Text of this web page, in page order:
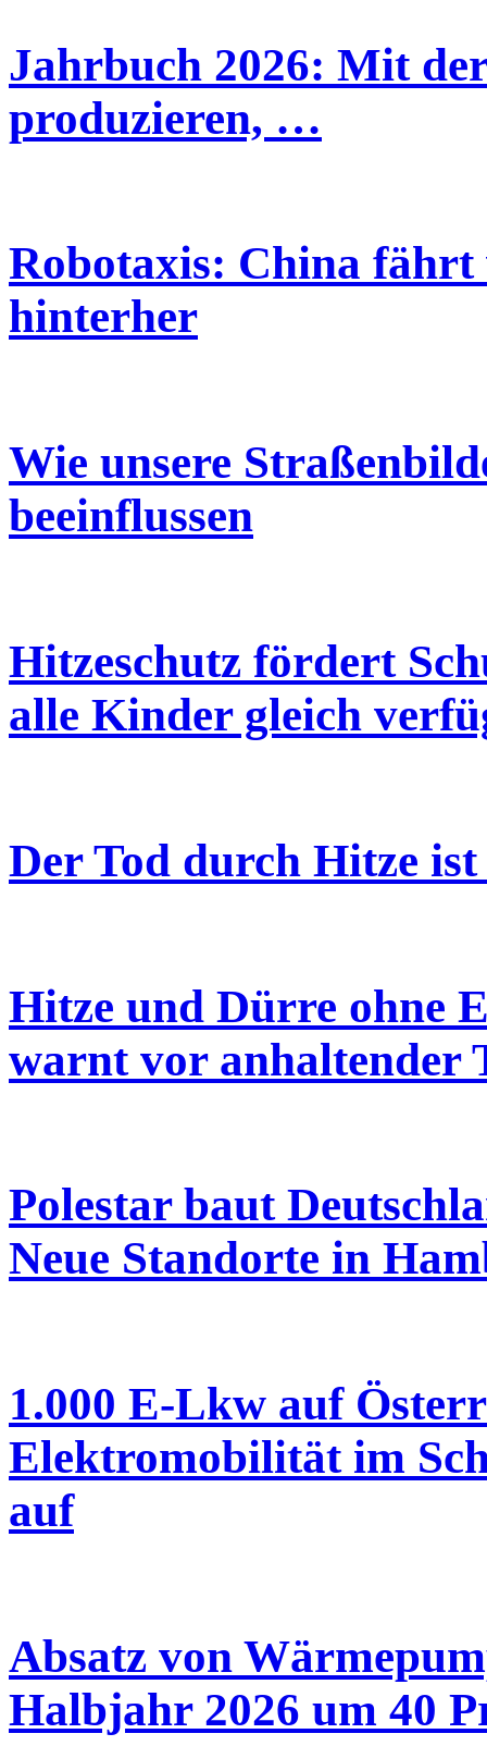
Jahrbuch 2026: Mit
produzieren, …
Robotaxis: China fährt
hinterher
Wie unsere
beeinflussen
Hitzeschutz fördert
alle Kinder gleich
Der Tod durch Hitze
Hitze und Dürre ohne
warnt vor anhaltender
Polestar baut
Neue Standorte in
1.000 E-Lkw auf
Elektromobilität im
auf
Absatz von
Halbjahr 2026 um 40